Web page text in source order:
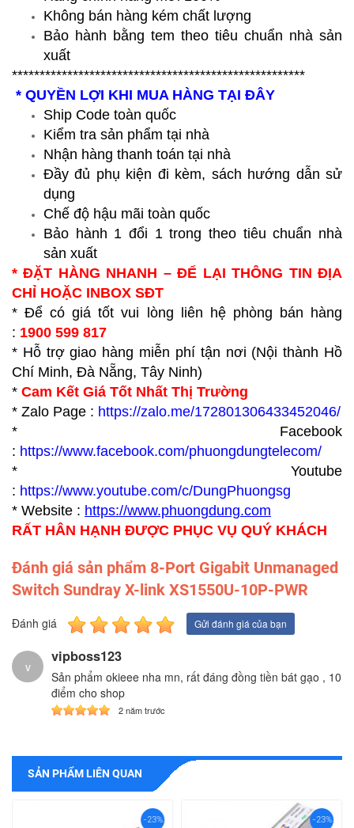
Không bán hàng kém chất lượng
Bảo hành bằng tem theo tiêu chuẩn nhà sản
xuất
*****************************************************
* QUYỀN LỢI KHI MUA HÀNG TẠI ĐÂY
Ship Code toàn quốc
Kiểm tra sản phẩm tại nhà
Nhận hàng thanh toán tại nhà
Đầy đủ phụ kiện đi kèm, sách hướng dẫn sử
dụng
Chế độ hậu mãi toàn quốc
Bảo hành 1 đổi 1 trong theo tiêu chuẩn nhà
sản xuất
* ĐẶT HÀNG NHANH – ĐỂ LẠI THÔNG TIN ĐỊA
CHỈ HOẶC INBOX SĐT
* Để có giá tốt vui lòng liên hệ phòng bán hàng
: 1900 599 817
* Hỗ trợ giao hàng miễn phí tận nơi (Nội thành Hồ
Chí Minh, Đà Nẵng, Tây Ninh)
* Cam Kết Giá Tốt Nhất Thị Trường
* Zalo Page : https://zalo.me/172801306433452046/
* Facebook
: https://www.facebook.com/phuongdungtelecom/
* Youtube
: https://www.youtube.com/c/DungPhuongsg
* Website : https://www.phuongdung.com
RẤT HÂN HẠNH ĐƯỢC PHỤC VỤ QUÝ KHÁCH
Đánh giá sản phẩm 8-Port Gigabit Unmanaged
Switch Sundray X-link XS1550U-10P-PWR
Đánh giá Gửi đánh giá của bạn
v
vipboss123
Sản phẩm okieee nha mn, rất đáng đồng tiền bát gạo , 10
điểm cho shop
2 năm trước
SẢN PHẨM LIÊN QUAN
-23% -23%